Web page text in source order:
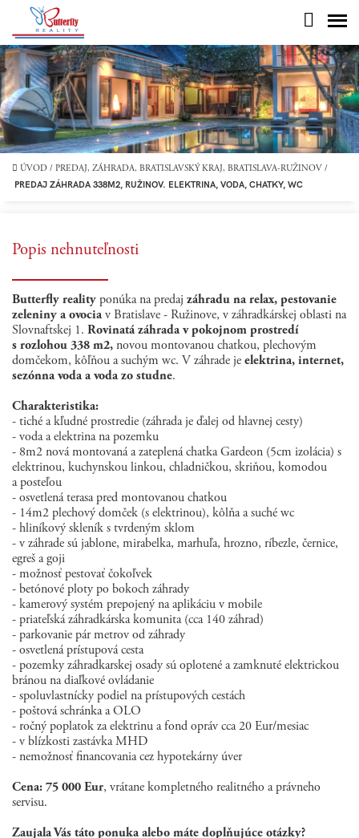
ÚVOD / PREDAJ, ZÁHRADA, BRATISLAVSKÝ KRAJ, BRATISLAVA-RUŽINOV /
PREDAJ ZÁHRADA 338M2, RUŽINOV. ELEKTRINA, VODA, CHATKY, WC
Popis nehnuteľnosti
Butterfly reality ponúka na predaj záhradu na relax, pestovanie
zeleniny a ovociav Bratislave - Ružinove, v záhradkárskej oblasti na
Slovnaftskej 1. Rovinatá záhrada v pokojnom prostredí
s rozlohou 338 m2, novou montovanou chatkou, plechovým
domčekom, kôľňou a suchým wc. V záhrade je elektrina, internet,
sezónna voda a voda zo studne.
Charakteristika:
- tiché a kľudné prostredie (záhrada je ďalej od hlavnej cesty)
- voda a elektrina na pozemku
- 8m2 nová montovaná a zateplená chatka Gardeon (5cm izolácia) s
elektrinou, kuchynskou linkou, chladničkou, skriňou, komodou
a posteľou
- osvetlená terasa pred montovanou chatkou
- 14m2 plechový domček (s elektrinou), kôlňa a suché wc
- hliníkový skleník s tvrdeným sklom
- v záhrade sú jablone, mirabelka, marhuľa, hrozno, ríbezle, černice,
egreš a goji
- možnosť pestovať čokoľvek
- betónové ploty po bokoch záhrady
- kamerový systém prepojený na aplikáciu v mobile
- priateľská záhradkárska komunita (cca 140 záhrad)
- parkovanie pár metrov od záhrady
- osvetlená prístupová cesta
- pozemky záhradkarskej osady sú oplotené a zamknuté elektrickou
bránou na diaľkové ovládanie
- spoluvlastnícky podiel na prístupových cestách
- poštová schránka a OLO
- ročný poplatok za elektrinu a fond opráv cca 20 Eur/mesiac
- v blízkosti zastávka MHD
- nemožnosť financovania cez hypotekárny úver
Cena: 75 000 Eur, vrátane kompletného realitného a právneho
servisu.
Zaujala Vás táto ponuka alebo máte doplňujúce otázky?